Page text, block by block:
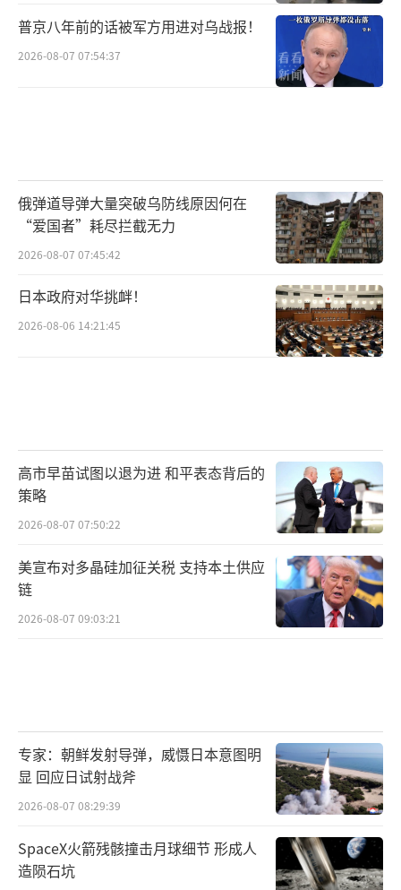
普京八年前的话被军方用进对乌战报！
2026-08-07 07:54:37
俄弹道导弹大量突破乌防线原因何在
“爱国者”耗尽拦截无力
2026-08-07 07:45:42
日本政府对华挑衅！
2026-08-06 14:21:45
高市早苗试图以退为进 和平表态背后的
策略
2026-08-07 07:50:22
美宣布对多晶硅加征关税 支持本土供应
链
2026-08-07 09:03:21
专家：朝鲜发射导弹，威慑日本意图明
显 回应日试射战斧
2026-08-07 08:29:39
SpaceX火箭残骸撞击月球细节 形成人
造陨石坑